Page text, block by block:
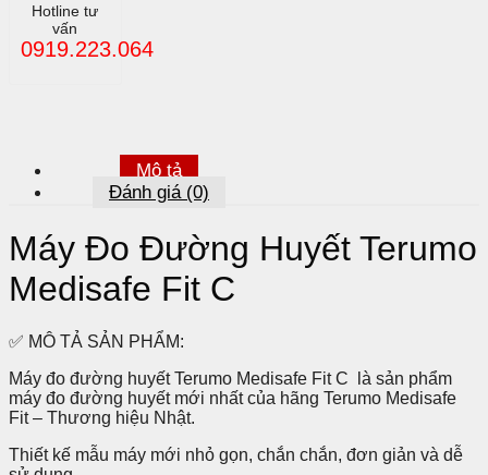
Que,
30
Kim,
Hotline tư
vấn
0919.223.064
Mô tả
Đánh giá (0)
Máy Đo Đường Huyết Terumo
Medisafe Fit C
✅ MÔ TẢ SẢN PHẨM:
Máy đo đường huyết Terumo Medisafe Fit C là sản phẩm
máy đo đường huyết mới nhất của hãng Terumo Medisafe
Fit – Thương hiệu Nhật.
Thiết kế mẫu máy mới nhỏ gọn, chắn chắn, đơn giản và dễ